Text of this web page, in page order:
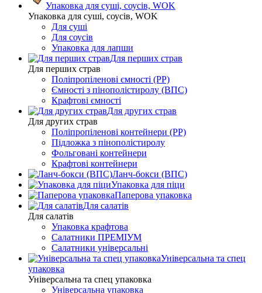
Упаковка для суші, соусів, WOK
Упаковка для суші, соусів, WOK
Для суші
Для соусів
Упаковка для лапши
Для перших страв
Для перших страв
Поліпропіленові ємності (PP)
Ємності з пінополістиролу (ВПС)
Крафтові ємності
Для других страв
Для других страв
Поліпропіленові контейнери (PP)
Підложка з пінополістиролу
Фольговані контейнери
Крафтові контейнери
Ланч-бокси (ВПС)
Упаковка для піци
Паперова упаковка
Для салатів
Для салатів
Упаковка крафтова
Салатники ПРЕМІУМ
Салатники універсальні
Універсальна та спец
упаковка
Універсальна та спец упаковка
Універсальна упаковка